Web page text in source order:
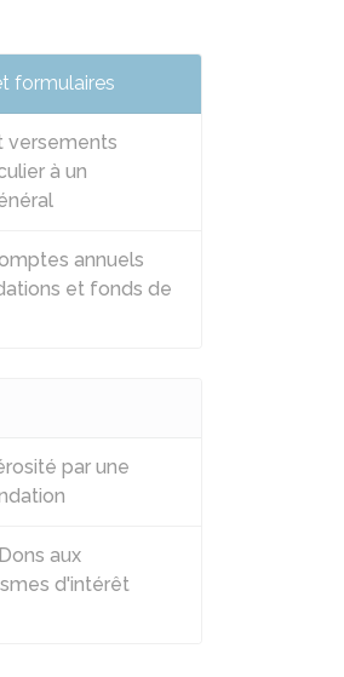
formulaires
versements
à un
annuels
et fonds de
par une
aux
d'intérêt